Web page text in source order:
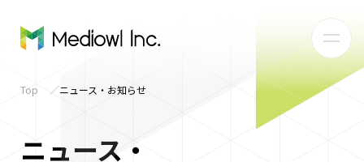
Top ニュース・お知らせ
ニュース・